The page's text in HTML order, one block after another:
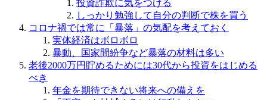
投資詐欺に気をつける
しっかり勉強して自分の判断で株を買う
コロナ禍では常に「暴落」の気配を考えておく
実体経済はボロボロ
暴動、国家間紛争など暴落の材料は多い
老後2000万円貯めるためには30代から投資をはじめる
べき
年金を期待できない将来への備えを